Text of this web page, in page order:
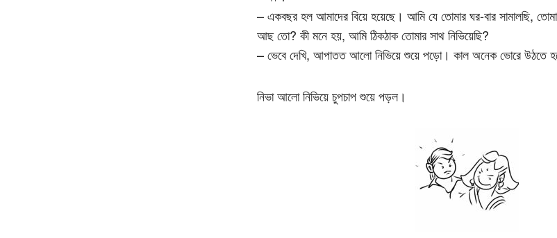
– একবছর হল আমাদের বিয়ে হয়েছে। আমি যে তোমার ঘর-বার সামালছি,
আছ তো? কী মনে হয়, আমি ঠিকঠাক তোমার সাথ নিভিয়েছি?
– ভেবে দেখি, আপাতত আলো নিভিয়ে শুয়ে পড়ো। কাল অনেক ভোরে উঠতে
নিভা আলো নিভিয়ে চুপচাপ শুয়ে পড়ল।